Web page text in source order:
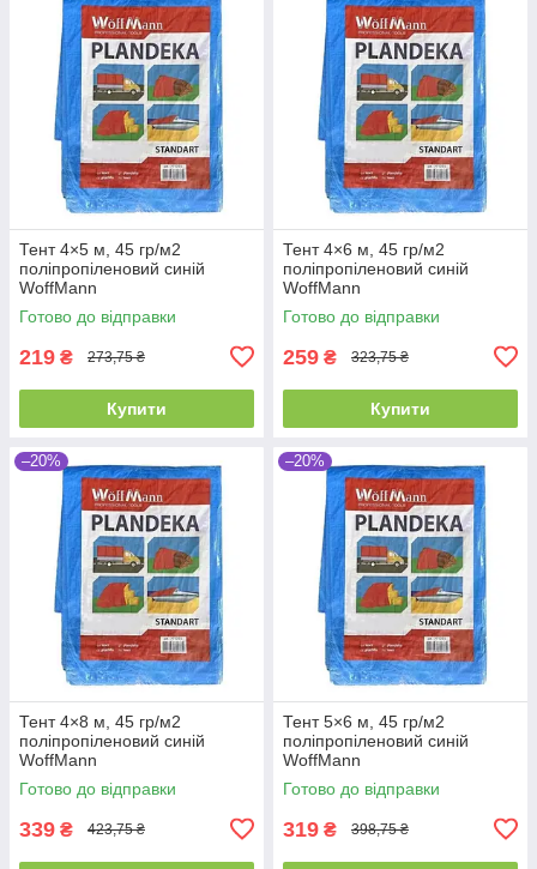
Тент 4×5 м, 45 гр/м2
поліпропіленовий синій
WoffMann
Готово до відправки
219 ₴ 273,75 ₴
Купити
Тент 4×6 м, 45 гр/м2
поліпропіленовий синій
WoffMann
Готово до відправки
259 ₴ 323,75 ₴
Купити
–20%
Тент 4×8 м, 45 гр/м2
поліпропіленовий синій
WoffMann
Готово до відправки
339 ₴ 423,75 ₴
–20%
Тент 5×6 м, 45 гр/м2
поліпропіленовий синій
WoffMann
Готово до відправки
319 ₴ 398,75 ₴